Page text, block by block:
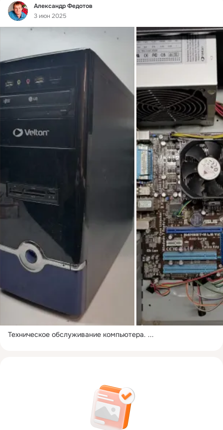
Фид
Александр Федотов
3 июн 2025
Техническое обслуживание компьютера. ...